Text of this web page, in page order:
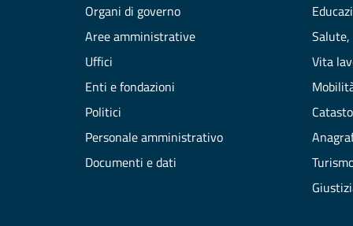
Organi di governo
Aree amministrative
Uffici
Enti e fondazioni
Politici
Personale amministrativo
Documenti e dati
Salute,
Vita